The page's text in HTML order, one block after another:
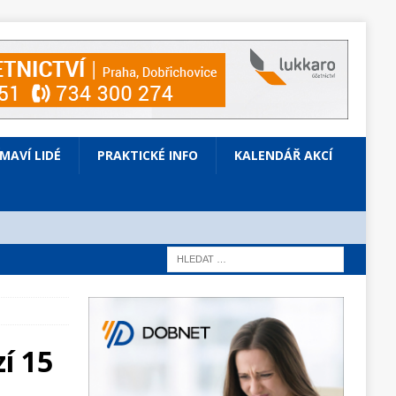
LIDÉ PRAKTICKÉ INFO KALENDÁŘ AKCÍ
15